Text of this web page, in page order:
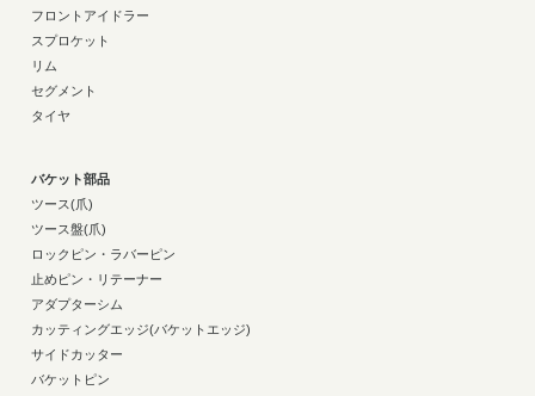
フロントアイドラー
スプロケット
リム
セグメント
タイヤ
バケット部品
ツース(爪)
ツース盤(爪)
ロックピン・ラバーピン
止めピン・リテーナー
アダプターシム
カッティングエッジ(バケットエッジ)
サイドカッター
バケットピン